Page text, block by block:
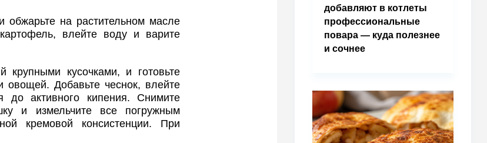
обжарьте на растительном масле
влейте воду и варите
крупными кусочками, и готовьте
Добавьте чеснок, влейте
активного кипения. Снимите
и измельчите все погружным
кремовой консистенции. При
добавляют в котлеты
профессиональные
повара — куда полезнее
и сочнее